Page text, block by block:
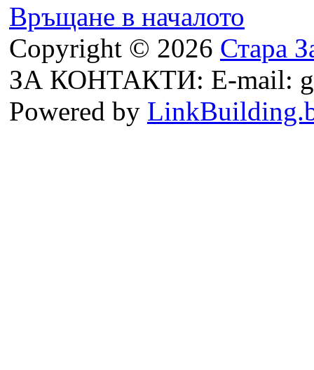
Връщане в началото
Copyright © 2026 Стара
ЗА КОНТАКТИ: E-mail:
Powered by